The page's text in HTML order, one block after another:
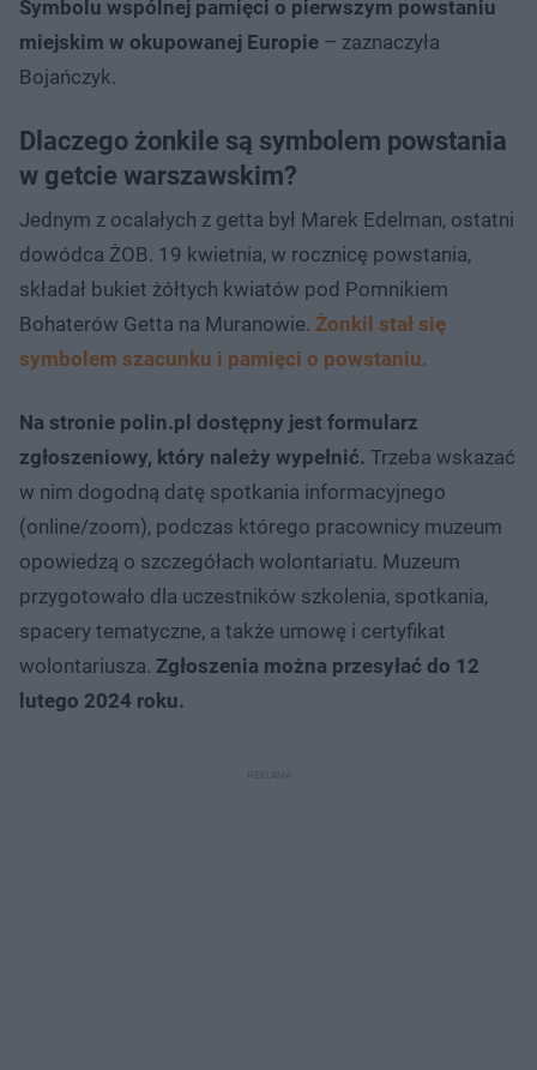
Symbolu wspólnej pamięci o pierwszym powstaniu
miejskim w okupowanej Europie – zaznaczyła
Bojańczyk.
Dlaczego żonkile są symbolem powstania
w getcie warszawskim?
Jednym z ocalałych z getta był Marek Edelman, ostatni
dowódca ŻOB. 19 kwietnia, w rocznicę powstania,
składał bukiet żółtych kwiatów pod Pomnikiem
Bohaterów Getta na Muranowie. Żonkil stał się
symbolem szacunku i pamięci o powstaniu.
Na stronie polin.pl dostępny jest formularz
zgłoszeniowy, który należy wypełnić. Trzeba wskazać
w nim dogodną datę spotkania informacyjnego
(online/zoom), podczas którego pracownicy muzeum
opowiedzą o szczegółach wolontariatu. Muzeum
przygotowało dla uczestników szkolenia, spotkania,
spacery tematyczne, a także umowę i certyfikat
wolontariusza. Zgłoszenia można przesyłać do 12
lutego 2024 roku.